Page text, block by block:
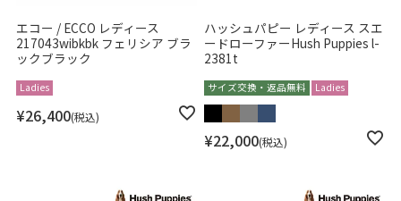
エコー / ECCO レディース
217043wibkbk フェリシア ブラ
ックブラック
Ladies
¥26,400 税込
ハッシュパピー レディース スエ
ードローファーHush Puppies l-
2381t
サイズ交換・返品無料 Ladies
¥22,000 税込